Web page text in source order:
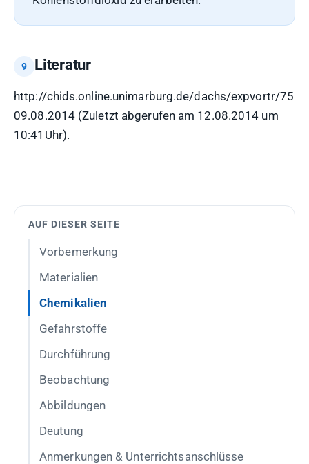
Literatur
http://chids.online.unimarburg.de/dachs/expvortr/
09.08.2014 (Zuletzt abgerufen am 12.08.2014 um
10:41Uhr).
AUF DIESER SEITE
Vorbemerkung
Materialien
Chemikalien
Gefahrstoffe
Durchführung
Beobachtung
Abbildungen
Deutung
Anmerkungen & Unterrichtsanschlüsse